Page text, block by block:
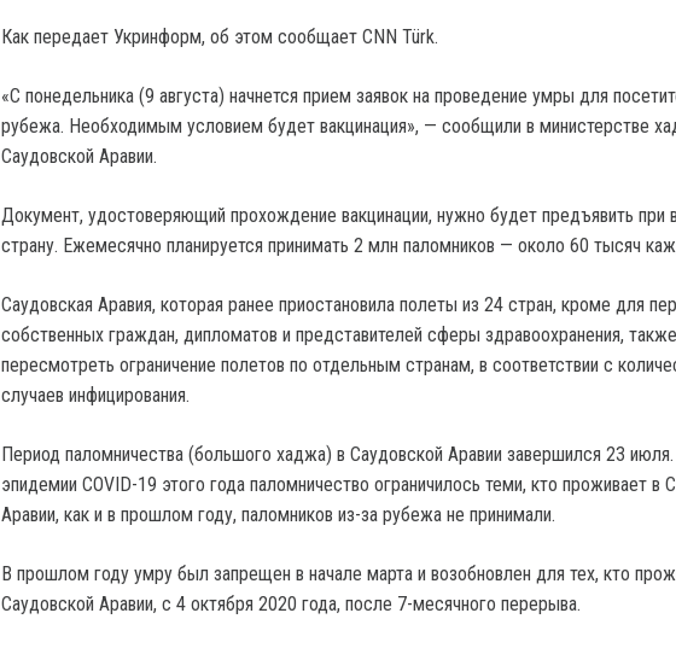
Как передает Укринформ, об этом сообщает СNN Türk.
«С понедельника (9 августа) начнется прием заявок на проведение умры для
рубежа. Необходимым условием будет вакцинация», — сообщили в министерстве
Саудовской Аравии.
Документ, удостоверяющий прохождение вакцинации, нужно будет предъявить при
страну. Ежемесячно планируется принимать 2 млн паломников — около 60 тысяч
Саудовская Аравия, которая ранее приостановила полеты из 24 стран, кроме для
собственных граждан, дипломатов и представителей сферы здравоохранения,
пересмотреть ограничение полетов по отдельным странам, в соответствии с
случаев инфицирования.
Период паломничества (большого хаджа) в Саудовской Аравии завершился 23
эпидемии COVID-19 этого года паломничество ограничилось теми, кто проживает в
Аравии, как и в прошлом году, паломников из-за рубежа не принимали.
В прошлом году умру был запрещен в начале марта и возобновлен для тех, кто
Саудовской Аравии, с 4 октября 2020 года, после 7-месячного перерыва.